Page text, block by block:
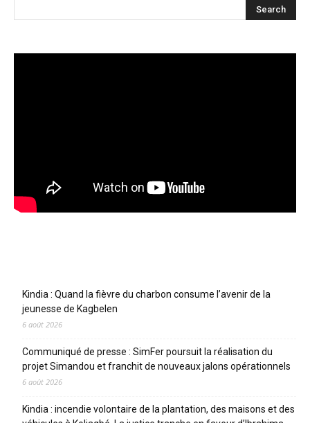
Kindia : Quand la fièvre du charbon consume l’avenir de la
jeunesse de Kagbelen
6 août 2026
Communiqué de presse : SimFer poursuit la réalisation du
projet Simandou et franchit de nouveaux jalons opérationnels
6 août 2026
Kindia : incendie volontaire de la plantation, des maisons et des